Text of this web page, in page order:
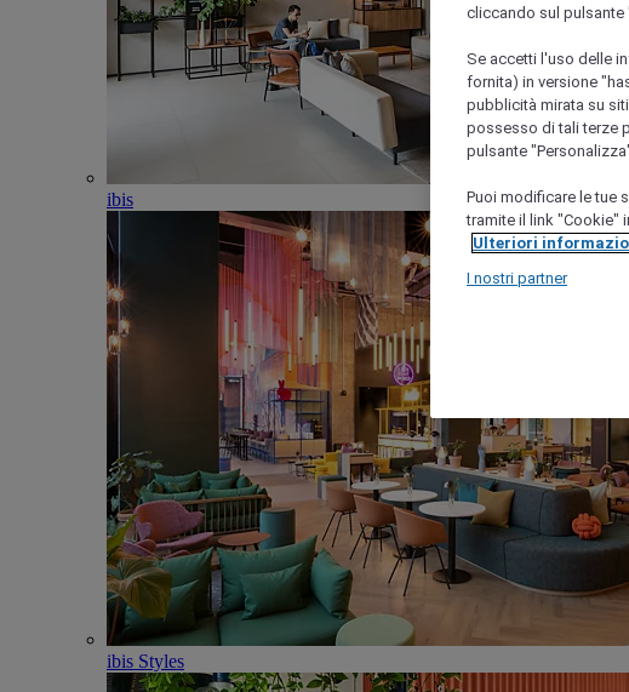
ibis
ibis Styles
cliccando sul pulsante
Se accetti l'uso delle
fornita) in versione
pubblicità mirata su
possesso di tali terze
pulsante
Puoi modificare le tue
tramite il link "Cookie"
Ulteriori
I nostri partner